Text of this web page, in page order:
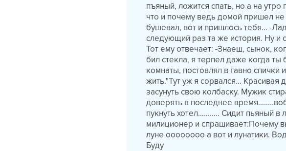
пъяный, ложится спать, но а на
что и почему ведь домой пришел
бушевал, вот и пришлось тебя… -
следующий раз та же история. Ну и
Тот ему отвечает: -Знаеш, сынок,
бил стекла, я терпел даже когда
комнаты, постовлял в гавно спички
жить."Тут уж я сорвался…
засунуть свою колбаску. Мужик
доверять в последнее
пукнуть хотел……….. Сидит пьяный
милиционер и спрашивает:Почему
луне оооооооо а вот и лунатики.
Буду